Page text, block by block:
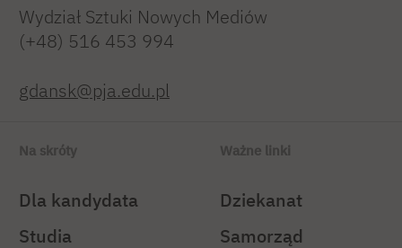
Wydział Sztuki Nowych Mediów
(+48) 516 453 994
gdansk@pja.edu.pl
Na skróty
Dla kandydata
Studia
Ważne linki
Dziekanat
Samorząd